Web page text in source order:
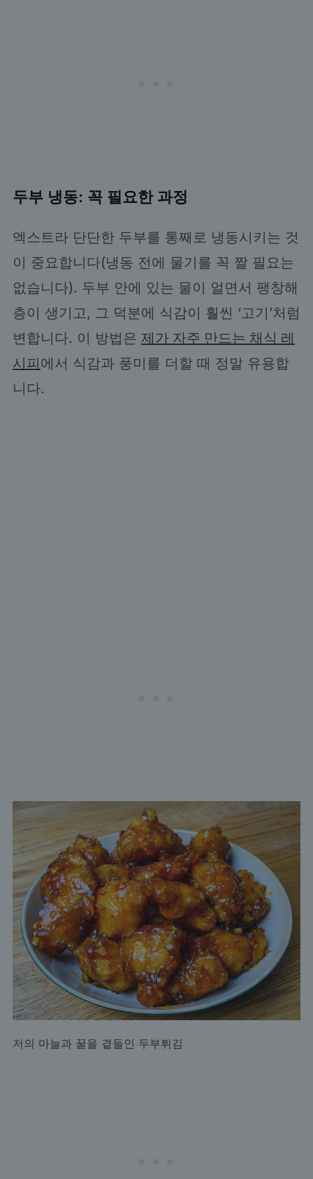
두부 냉동: 꼭 필요한 과정
엑스트라 단단한 두부를 통째로 냉동시키는 것
이 중요합니다(냉동 전에 물기를 꼭 짤 필요는
없습니다). 두부 안에 있는 물이 얼면서 팽창해
층이 생기고, 그 덕분에 식감이 훨씬 ‘고기’처럼
변합니다. 이 방법은 제가 자주 만드는 채식 레
시피에서 식감과 풍미를 더할 때 정말 유용합
니다.
저의 마늘과 꿀을 곁들인 두부튀김